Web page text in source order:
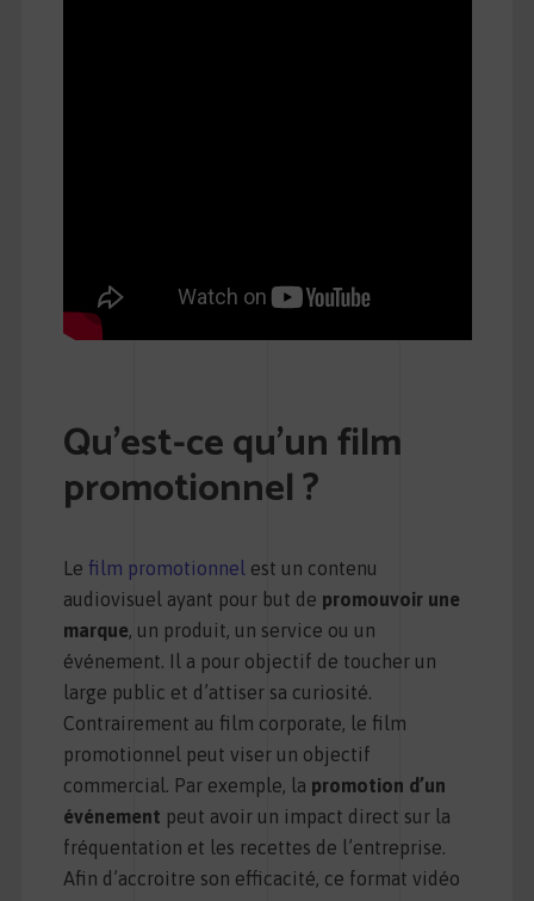
Qu’est-ce qu’un film
promotionnel ?
Le film promotionnel
est un contenu
audiovisuel ayant pour but de promouvoir une
marque, un produit, un service ou un
événement. Il a pour objectif de toucher un
large public et d’attiser sa curiosité.
Contrairement au film corporate, le film
promotionnel peut viser un objectif
commercial. Par exemple, la promotion d’un
événement peut avoir un impact direct sur la
fréquentation et les recettes de l’entreprise.
Afin d’accroitre son efficacité, ce format vidéo